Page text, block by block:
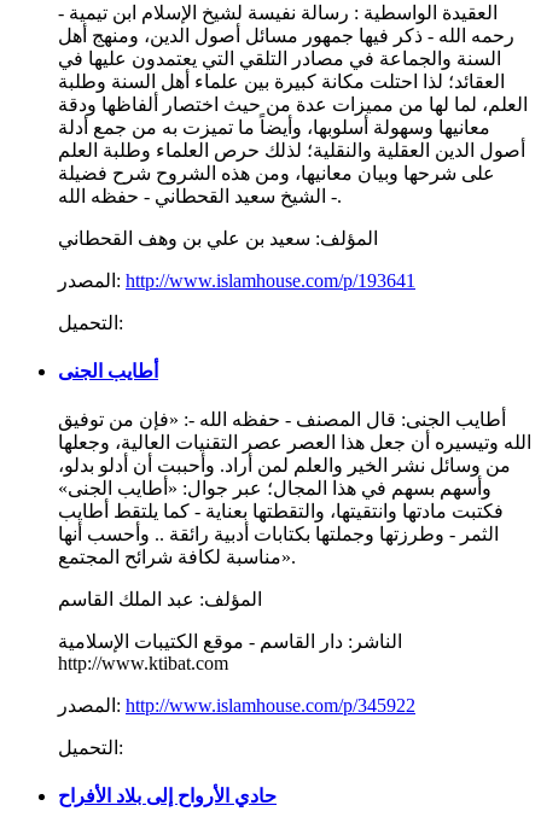
العقيدة الواسطية : رسالة نفيسة لشيخ الإسلام ابن تيمية -
رحمه الله - ذكر فيها جمهور مسائل أصول الدين، ومنهج أهل
السنة والجماعة في مصادر التلقي التي يعتمدون عليها في
العقائد؛ لذا احتلت مكانة كبيرة بين علماء أهل السنة وطلبة
العلم، لما لها من مميزات عدة من حيث اختصار ألفاظها ودقة
معانيها وسهولة أسلوبها، وأيضاً ما تميزت به من جمع أدلة
أصول الدين العقلية والنقلية؛ لذلك حرص العلماء وطلبة العلم
على شرحها وبيان معانيها، ومن هذه الشروح شرح فضيلة
الشيخ سعيد القحطاني - حفظه الله -.
المؤلف: سعيد بن علي بن وهف القحطاني
المصدر: http://www.islamhouse.com/p/193641
التحميل:
أطايب الجنى
أطايب الجنى: قال المصنف - حفظه الله -: «فإن من توفيق
الله وتيسيره أن جعل هذا العصر عصر التقنيات العالية، وجعلها
من وسائل نشر الخير والعلم لمن أراد. وأحببت أن أدلو بدلو،
وأسهم بسهم في هذا المجال؛ عبر جوال: «أطايب الجنى»
فكتبت مادتها وانتقيتها، والتقطتها بعناية - كما يلتقط أطايب
الثمر - وطرزتها وجملتها بكتابات أدبية رائقة .. وأحسب أنها
مناسبة لكافة شرائح المجتمع».
المؤلف: عبد الملك القاسم
الناشر: دار القاسم - موقع الكتيبات الإسلامية
http://www.ktibat.com
المصدر: http://www.islamhouse.com/p/345922
التحميل:
حادي الأرواح إلى بلاد الأفراح